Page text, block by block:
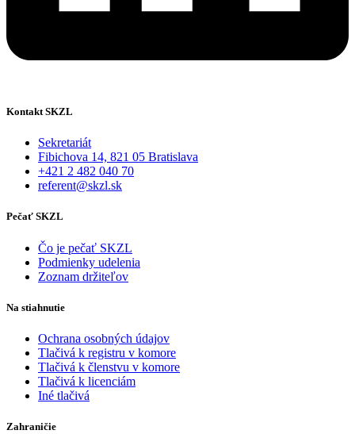
Kontakt SKZL
Sekretariát
Fibichova 14, 821 05 Bratislava
+421 2 482 040 70
referent@skzl.sk
Pečať SKZL
Čo je pečať SKZL
Podmienky udelenia
Zoznam držiteľov
Na stiahnutie
Ochrana osobných údajov
Tlačivá k registru v komore
Tlačivá k členstvu v komore
Tlačivá k licenciám
Iné tlačivá
Zahraničie